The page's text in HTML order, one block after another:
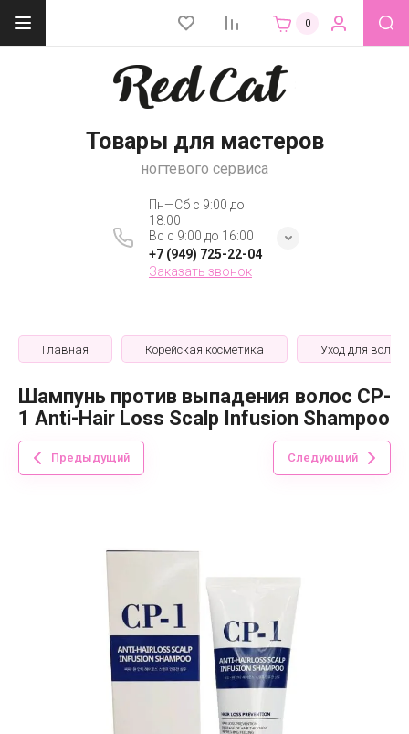
0
Товары для мастеров
ногтевого сервиса
Пн—Сб с 9:00 до
18:00
Вс с 9:00 до 16:00
+7 (949) 725-22-04
Заказать звонок
Главная Корейская косметика Уход для волос
Шампунь против выпадения волос CP-
1 Anti-Hair Loss Scalp Infusion Shampoo
Предыдущий Следующий